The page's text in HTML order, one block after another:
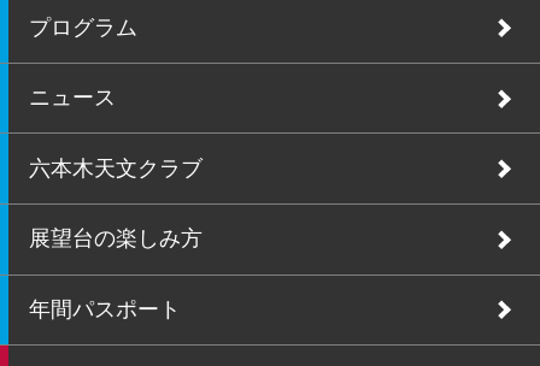
プログラム
ニュース
六本木天文クラブ
展望台の楽しみ方
年間パスポート